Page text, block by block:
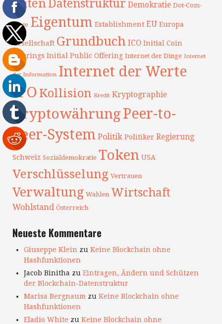
DatenDatenstruktur Demokratie Dot-Com-
Blase Eigentum Establishment EU Europa
Gesellschaft Grundbuch ICO Initial Coin
Offerings Initial Public Offering Internet der Dinge Internet
der Information Internet der Werte
IPO Kollision Kredit Kryptographie
KryptowährungPeer-to-
Peer-System Politik Politiker Regierung
Schweiz Sozialdemokratie Token USA
Verschlüsselung Vertrauen
Verwaltung Wahlen Wirtschaft
Wohlstand Österreich
Neueste Kommentare
Giuseppe Klein zu Keine Blockchain ohne
Hashfunktionen
Jacob Binitha zu Eintragen, Ändern und Schützen
der Blockchain-Datenstruktur
Marisa Bergnaum zu Keine Blockchain ohne
Hashfunktionen
Eladio White zu Keine Blockchain ohne